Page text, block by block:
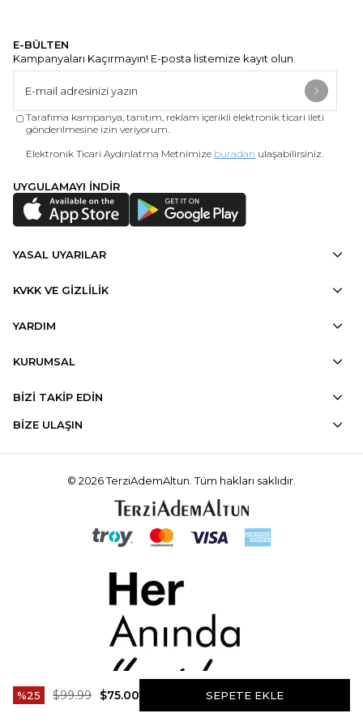
E-BÜLTEN
Kampanyaları Kaçırmayın! E-posta listemize kayıt olun.
Tarafıma kampanya, tanıtım, reklam içerikli elektronik ticari ileti
gönderilmesine izin veriyorum.
Elektronik Ticari Aydınlatma Metnimize buradan ulaşabilirsiniz.
UYGULAMAYI İNDİR
YASAL UYARILAR
KVKK VE GİZLİLİK
YARDIM
KURUMSAL
BİZİ TAKİP EDİN
BİZE ULAŞIN
© 2026 TerziAdemAltun. Tüm hakları saklıdır.
25 $99.99 $75.00